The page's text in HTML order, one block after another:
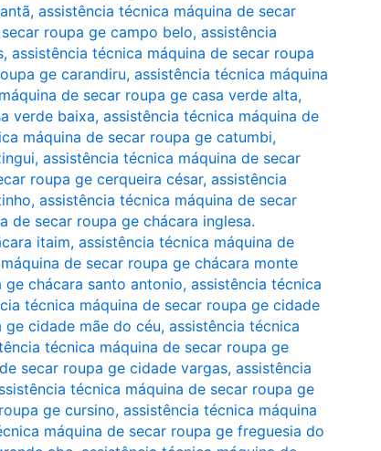
, assistência técnica máquina de secar
roupa ge campo belo, assistência
, assistência técnica máquina de secar roupa
ge carandiru, assistência técnica máquina
de secar roupa ge casa verde alta,
verde baixa, assistência técnica máquina de
máquina de secar roupa ge catumbi,
, assistência técnica máquina de secar
roupa ge cerqueira césar, assistência
, assistência técnica máquina de secar
de secar roupa ge chácara inglesa.
itaim, assistência técnica máquina de
de secar roupa ge chácara monte
chácara santo antonio, assistência técnica
técnica máquina de secar roupa ge cidade
ge cidade mãe do céu, assistência técnica
técnica máquina de secar roupa ge
secar roupa ge cidade vargas, assistência
técnica máquina de secar roupa ge
ge cursino, assistência técnica máquina
máquina de secar roupa ge freguesia do